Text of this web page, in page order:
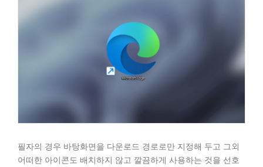
필자의 경우 바탕화면을 다운로드 경로로만 지정해 두고 그외
어떠한 아이콘도 배치하지 않고 깔끔하게 사용하는 것을 선호